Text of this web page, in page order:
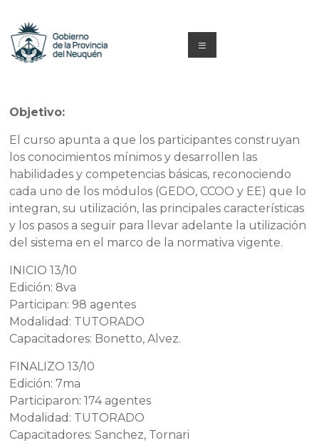
contenido
y
Formación
Neuquén
Menú
Objetivo:
El curso apunta a que los participantes construyan
los conocimientos mínimos y desarrollen las
habilidades y competencias básicas, reconociendo
cada uno de los módulos (GEDO, CCOO y EE) que lo
integran, su utilización, las principales características
y los pasos a seguir para llevar adelante la utilización
del sistema en el marco de la normativa vigente.
INICIO 13/10
Edición: 8va
Participan: 98 agentes
Modalidad: TUTORADO
Capacitadores: Bonetto, Alvez.
FINALIZO 13/10
Edición: 7ma
Participaron: 174 agentes
Modalidad: TUTORADO
Capacitadores: Sanchez, Tornari